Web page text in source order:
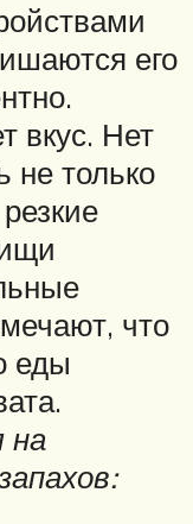
его
вкус. Нет
не только
что
еды
на